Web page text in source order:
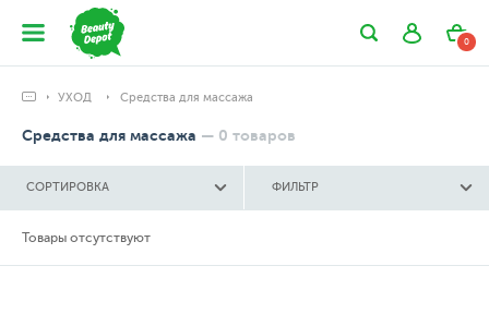
0
УХОД Средства для массажа
Средства для массажа — 0 товаров
СОРТИРОВКА ФИЛЬТР
Товары отсутствуют